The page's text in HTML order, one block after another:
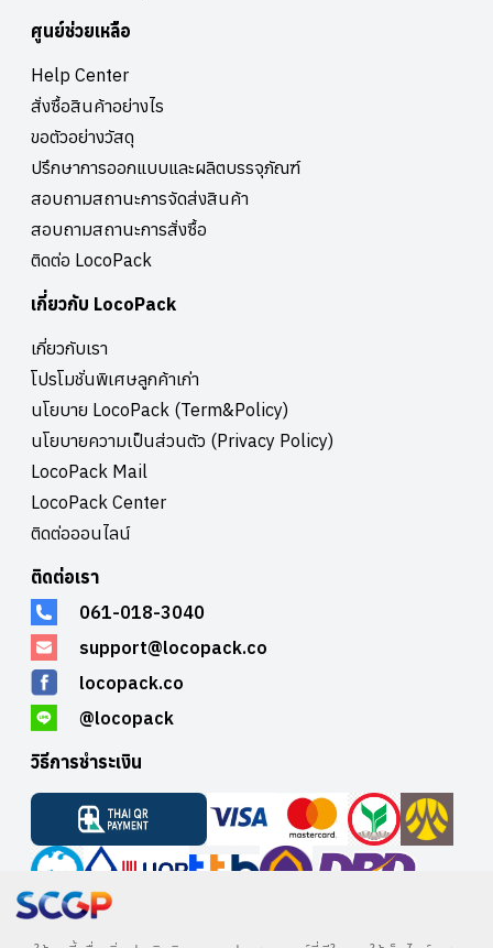
สั่งผลิตงานพิมพ์เฉพาะวาระต่าง ๆ โดยช่วงปลายปีที่ผ่านมา หลังจาก
และมีเสียงตอบรับที่เรียกร้องให้ LocoPack เพิ่มรูปแบบและวัสดุที่หลาก
หลายมากขึ้น ซึ่งในปีนี้ เราได้เพิ่ม P.O.P ชั้นวางตั้งขายสินค้า เพื่อให้
บริการและรูปแบบบรรจุภัณฑ์ที่ตอบโจทย์ให้ผู้ประกอบการในการออกร้าน
หรือจัดแสดงสินค้า รวมทั้งวางแผนออกแบบและสร้างเครือข่ายโรงงาน
ทั่วประเทศ เพราะเรามุ่งมั่นจะอยู่เคียงข้างผู้ประกอบการในทุกระดับจริง
ๆ” คุณณิชยากล่าว ปัจจุบัน LocoPack มีผู้ประกอบการที่สนใจใช้บริการ
แพลตฟอร์มออกแบบและผลิตบรรจุภัณฑ์ กระจายอยู่ทั่วประเทศ บริษัท
จึงเร่งขยายฐานเครือข่ายโรงงานและวางแผนเพิ่มบรรจุภัณฑ์ที่มีรูปแบบ
ขนาด รูปทรง และวัสดุบรรจุภัณฑ์ที่หลากหลายให้ผู้ประกอบการเลือกใช้
เพื่อช่วยยกระดับขีดความสามารถในการแข่งขัน ติดปีกสร้าง แบรนด์ให้ผู้
ประกอบการไทยในแต่ละภูมิภาคด้วยบรรจุภัณฑ์ที่มีดีไซน์อันโดดเด่น ผู้ที่
สนใจ ไม่ว่าจะเป็น ผู้ประกอบการรายใหม่ ธุรกิจ SMEs หรือเจ้าของธุรกิจ
รายใหญ่ สามารถเข้าไปดูตัวอย่างงาน ทดลองเช็คราคา หรือทดลอง
ออกแบบ สามารถติดตามและอัปเดตความเคลื่อนไหว รวมถึงโปรโมชั่น
ใหม่ ได้ที่ facebook.com/locopack.co หรือคลิก
https://locopack.co/ และ Line: @locopack
ศูนย์ช่วยเหลือ
Help Center
สั่งซื้อสินค้าอย่างไร
ขอตัวอย่างวัสดุ
ปรึกษาการออกแบบและผลิตบรรจุภัณฑ์
สอบถามสถานะการจัดส่งสินค้า
สอบถามสถานะการสั่งซื้อ
ติดต่อ LocoPack
เกี่ยวกับ LocoPack
เกี่ยวกับเรา
โปรโมชั่นพิเศษลูกค้าเก่า
นโยบาย LocoPack (Term&Policy)
นโยบายความเป็นส่วนตัว (Privacy Policy)
LocoPack Mail
LocoPack Center
ติดต่อออนไลน์
ติดต่อเรา
061-018-3040
support@locopack.co
locopack.co
@locopack
วิธีการชำระเงิน
บริษัท อินวีนิค จำกัด